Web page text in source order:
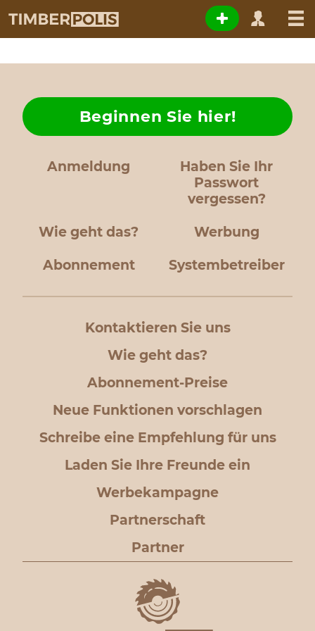
Anmeldung
Haben Sie Ihr
Passwort
vergessen?
Wie geht das?
Beginnen Sie hier!
Werbung
Abonnement Systembetreiber
Kontaktieren Sie uns
Wie geht das?
Abonnement-Preise
Neue Funktionen vorschlagen
Schreibe eine Empfehlung für uns
Laden Sie Ihre Freunde ein
Werbekampagne
Partnerschaft
Partner